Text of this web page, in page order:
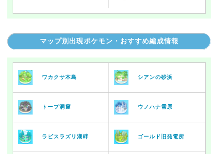
マップ別出現ポケモン・おすすめ編成情報
ワカクサ本島 シアンの砂浜
トープ洞窟 ウノハナ雪原
ラピスラズリ湖畔 ゴールド旧発電所